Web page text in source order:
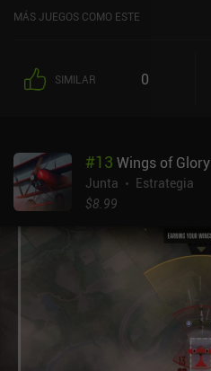
MÁS JUEGOS COMO ESTE
SIMILAR 0
#13 Wings of Glory
Junta
Estrategia
$8.99